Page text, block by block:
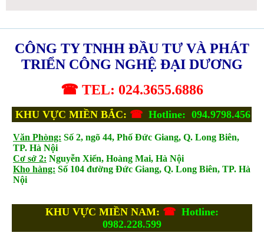
CÔNG TY TNHH ĐẦU TƯ VÀ PHÁT
TRIỂN CÔNG NGHỆ ĐẠI DƯƠNG
☎ TEL: 024.3655.6886
KHU VỰC MIỀN BẮC: ☎ Hotline: 094.9798.456
Văn Phòng: Số 2, ngõ 44, Phố Đức Giang, Q. Long Biên,
TP. Hà Nội
Cơ sở 2: Nguyễn Xiển, Hoàng Mai, Hà Nội
Kho hàng: Số 104 đường Đức Giang, Q. Long Biên, TP. Hà
Nội
KHU VỰC MIỀN NAM: ☎ Hotline:
0982.228.599